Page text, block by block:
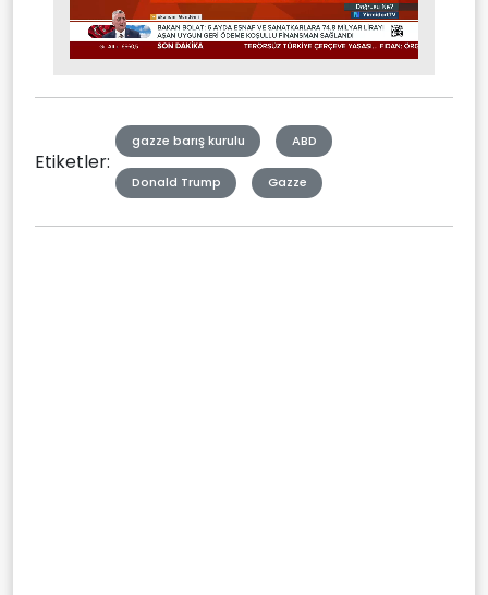
Mute Stream
Etiketler:
gazze barış kurulu ABD
Donald Trump Gazze